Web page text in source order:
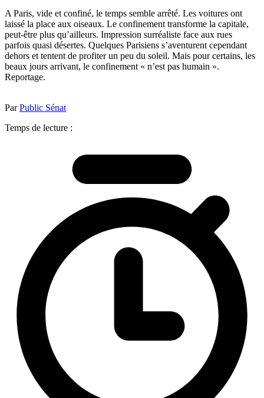
A Paris, vide et confiné, le temps semble arrêté. Les voitures ont
laissé la place aux oiseaux. Le confinement transforme la capitale,
peut-être plus qu’ailleurs. Impression surréaliste face aux rues
parfois quasi désertes. Quelques Parisiens s’aventurent cependant
dehors et tentent de profiter un peu du soleil. Mais pour certains, les
beaux jours arrivant, le confinement « n’est pas humain ».
Reportage.
ParPublic Sénat
Temps de lecture :